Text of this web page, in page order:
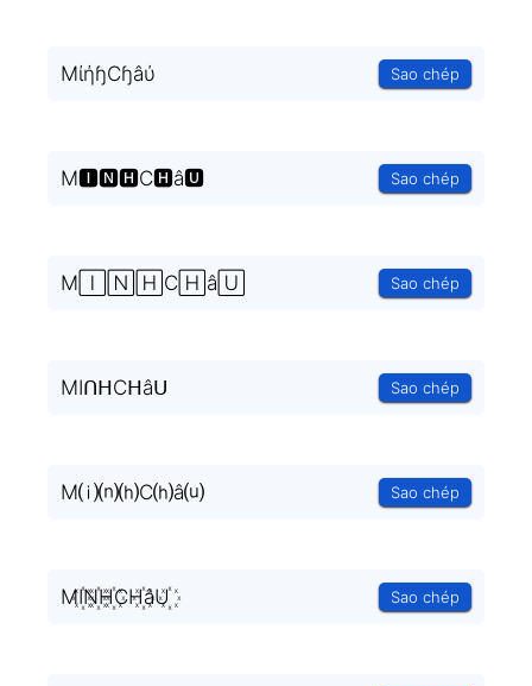
MίήɧCɧâύ Sao chép
M🅸🅽🅷C🅷â🆄 Sao chép
M🄸🄽🄷C🄷â🅄 Sao chép
MIᑎᕼCᕼâᑌ Sao chép
M⒤⒩⒣C⒣â⒰ Sao chép
MI꙰N꙰H꙰CH꙰âU꙰ Sao chép